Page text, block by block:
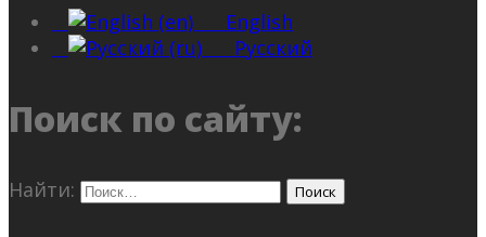
English
Русский
Поиск по сайту:
Найти: